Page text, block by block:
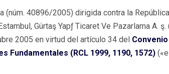
(núm. 40896/2005) dirigida contra la
Gürtaş Yapƒ Ticaret Ve Pazarlama A.
2005 en virtud del artículo 34 del
Fundamentales (RCL 1999, 1190, 1572)